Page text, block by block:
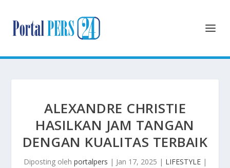
ALEXANDRE CHRISTIE
HASILKAN JAM TANGAN
DENGAN KUALITAS TERBAIK
Diposting oleh portalpers | Jan 17, 2025 | LIFESTYLE|